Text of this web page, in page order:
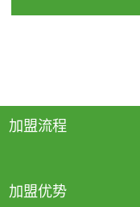
动，人类长时间停
内空间都有整体消
要。因为空间内人
的、空气...
加盟流程
加盟优势